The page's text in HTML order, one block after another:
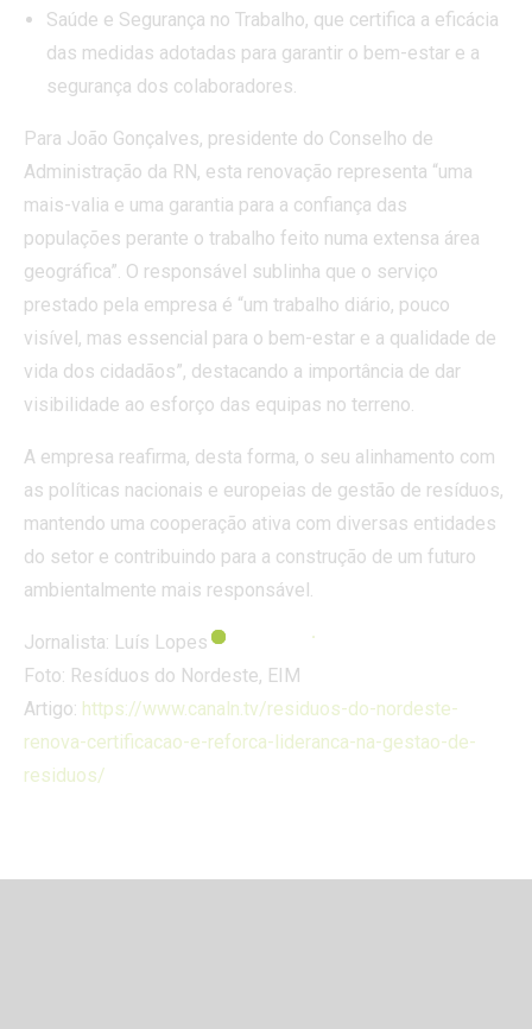
Saúde e Segurança no Trabalho, que certifica a eficácia
das medidas adotadas para garantir o bem-estar e a
segurança dos colaboradores.
Para João Gonçalves, presidente do Conselho de
Administração da RN, esta renovação representa “uma
mais-valia e uma garantia para a confiança das
populações perante o trabalho feito numa extensa área
geográfica”. O responsável sublinha que o serviço
prestado pela empresa é “um trabalho diário, pouco
visível, mas essencial para o bem-estar e a qualidade de
vida dos cidadãos”, destacando a importância de dar
visibilidade ao esforço das equipas no terreno.
A empresa reafirma, desta forma, o seu alinhamento com
as políticas nacionais e europeias de gestão de resíduos,
mantendo uma cooperação ativa com diversas entidades
do setor e contribuindo para a construção de um futuro
ambientalmente mais responsável.
Jornalista: Luís Lopes
Foto: Resíduos do Nordeste, EIM
Artigo: https://www.canaln.tv/residuos-do-nordeste-
renova-certificacao-e-reforca-lideranca-na-gestao-de-
residuos/